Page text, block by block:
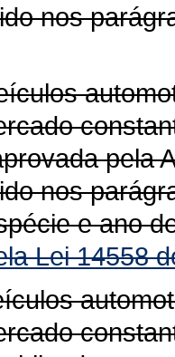
nos
pela
nos
e ano
Lei 14558